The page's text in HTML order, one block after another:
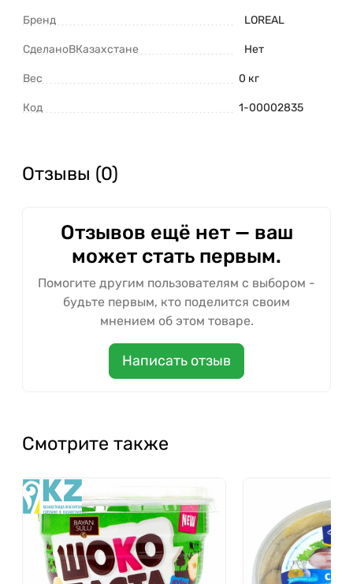
Бренд LOREAL
СделаноВКазахстане Нет
Вес 0 кг
Код 1-00002835
Отзывы (0)
Отзывов ещё нет — ваш
может стать первым.
Помогите другим пользователям с выбором -
будьте первым, кто поделится своим
мнением об этом товаре.
Написать отзыв
Смотрите также